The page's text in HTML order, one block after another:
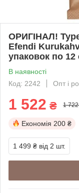
ОРИГІНАЛ!
Efendi
упаковок по 12
В наявності
Код: 2242
Опт і
1 522 ₴ 1
Економія 200 ₴
1 499 ₴ від 2 шт.